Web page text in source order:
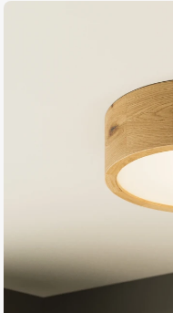
Przejdź